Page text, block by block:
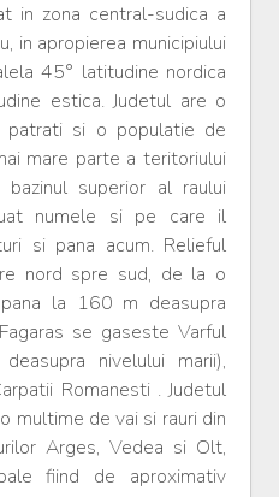
in zona central-sudica a
in apropierea municipiului
45° latitudine nordica
estica. Judetul are o
si o populatie de
mare parte a teritoriului
superior al raului
numele si pe care il
si pana acum. Relieful
nord spre sud, de la o
la 160 m deasupra
se gaseste Varful
nivelului marii),
Romanesti . Judetul
multime de vai si rauri din
Arges, Vedea si Olt,
fiind de aproximativ